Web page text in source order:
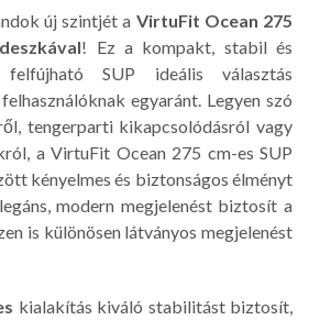
új szintjét a VirtuFit Ocean 275
! Ez a kompakt, stabil és
felfújható SUP ideális választás
egyaránt. Legyen szó
tengerparti kikapcsolódásról vagy
a VirtuFit Ocean 275 cm-es SUP
kényelmes és biztonságos élményt
modern megjelenést biztosít a
is különösen látványos megjelenést
kialakítás kiváló stabilitást biztosít,